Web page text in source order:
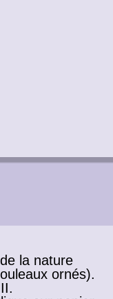
la nature
ornés).